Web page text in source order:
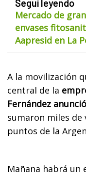
Seguí leyendo
Mercado de
envases
Aapresid en La
A la movilización
central de la
Fernández
sumaron miles de
puntos de la
Mañana habrá un